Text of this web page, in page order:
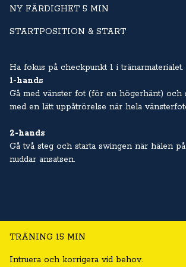
NY FÄRDIGHET 5 MIN
STARTPOSITION & START
Ha fokus på checkpunkt 1 i tränarmaterialet.
1-hands
Gå med vänster fot (för en högerhänt) och
med en lätt uppåtrörelse när hela
2-hands
Gå två steg och starta swingen när hälen
nuddar ansatsen.
TRÄNING 15 MIN
Intruera och korrigera vid behov.